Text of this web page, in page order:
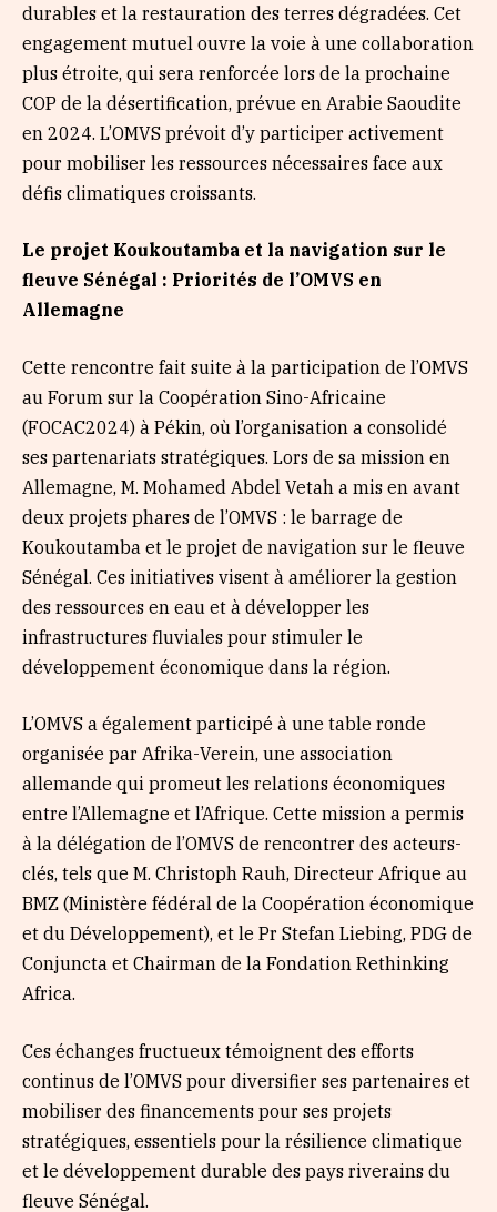
durables et la restauration des terres dégradées. Cet
engagement mutuel ouvre la voie à une collaboration
plus étroite, qui sera renforcée lors de la prochaine
COP de la désertification, prévue en Arabie Saoudite
en 2024. L’OMVS prévoit d’y participer activement
pour mobiliser les ressources nécessaires face aux
défis climatiques croissants.
Le projet Koukoutamba et la navigation sur le
fleuve Sénégal : Priorités de l’OMVS en
Allemagne
Cette rencontre fait suite à la participation de l’OMVS
au Forum sur la Coopération Sino-Africaine
(FOCAC2024) à Pékin, où l’organisation a consolidé
ses partenariats stratégiques. Lors de sa mission en
Allemagne, M. Mohamed Abdel Vetah a mis en avant
deux projets phares de l’OMVS : le barrage de
Koukoutamba et le projet de navigation sur le fleuve
Sénégal. Ces initiatives visent à améliorer la gestion
des ressources en eau et à développer les
infrastructures fluviales pour stimuler le
développement économique dans la région.
L’OMVS a également participé à une table ronde
organisée par Afrika-Verein, une association
allemande qui promeut les relations économiques
entre l’Allemagne et l’Afrique. Cette mission a permis
à la délégation de l’OMVS de rencontrer des acteurs-
clés, tels que M. Christoph Rauh, Directeur Afrique au
BMZ (Ministère fédéral de la Coopération économique
et du Développement), et le Pr Stefan Liebing, PDG de
Conjuncta et Chairman de la Fondation Rethinking
Africa.
Ces échanges fructueux témoignent des efforts
continus de l’OMVS pour diversifier ses partenaires et
mobiliser des financements pour ses projets
stratégiques, essentiels pour la résilience climatique
et le développement durable des pays riverains du
fleuve Sénégal.